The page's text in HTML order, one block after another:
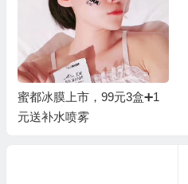
蜜都冰膜上市，99元3盒➕1
元送补水喷雾